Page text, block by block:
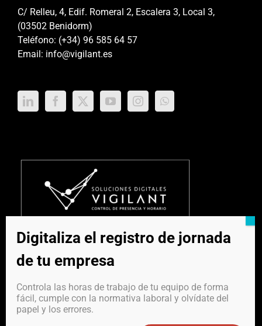
C/ Relleu, 4, Edif. Romeral 2, Escalera 3, Local 3,
(03502 Benidorm)
Teléfono: (+34) 96 585 64 57
Email: info@vigilant.es
Digitaliza el registro de jornada
de tu empresa
Controla las horas de trabajo de tu equipo de forma
fácil, cumple con la normativa laboral y olvídate del
papel y los errores.